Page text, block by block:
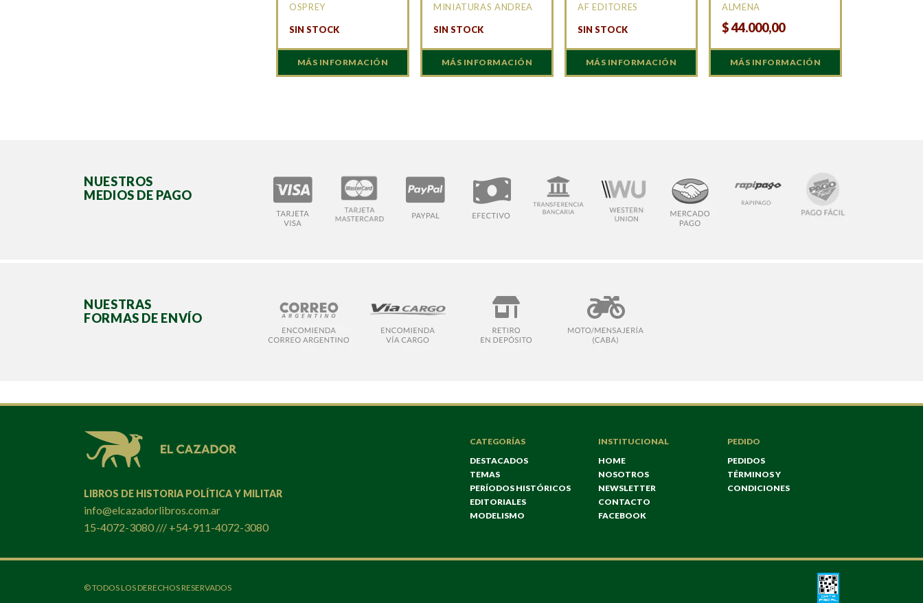
OSPREY
SIN STOCK
MÁS INFORMACIÓN
MINIATURAS ANDREA
SIN STOCK
MÁS INFORMACIÓN
AF EDITORES
SIN STOCK
MÁS INFORMACIÓN
ALMENA
$44.000,00
MÁS INFORMACIÓN
NUESTROS
MEDIOS DE PAGO
NUESTRAS
FORMAS DE ENVÍO
LIBROS DE HISTORIA POLÍTICA Y MILITAR
info@elcazadorlibros.com.ar
15-4072-3080 /// +54-911-4072-3080
CATEGORÍAS
DESTACADOS
TEMAS
PERÍODOS HISTÓRICOS
EDITORIALES
MODELISMO
INSTITUCIONAL
HOME
NOSOTROS
NEWSLETTER
CONTACTO
FACEBOOK
PEDIDO
PEDIDOS
TÉRMINOS Y
CONDICIONES
© TODOS LOS DERECHOS RESERVADOS